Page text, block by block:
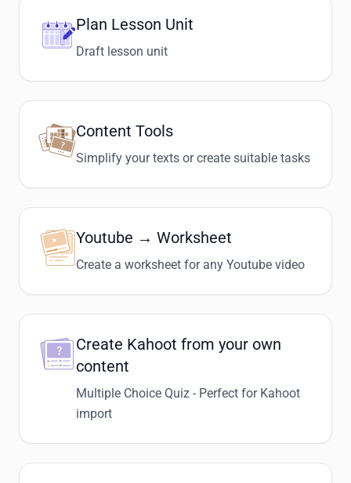
Plan Lesson Unit
Draft lesson unit
Content Tools
Simplify your texts or create suitable tasks
Youtube → Worksheet
Create a worksheet for any Youtube video
Create Kahoot from your own
content
Multiple Choice Quiz - Perfect for Kahoot
import